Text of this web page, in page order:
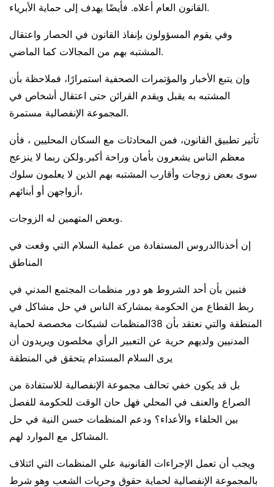
القانون العام أعلاه. فأيضًا يهدف إلى حماية الأبرياء.
وفي يقوم المسؤولون بإنفاذ القانون في الحصار واعتقال
المشتبه بهم من المجالات كما الماضي.
وإن يتبع الأخبار والمؤتمرات الصحفية استمرارًا، فملاحظة بأن
المشتبه به يقبل ويقدم القرائن حتى اعتقال أشخاص في
المجموعة الإنفصالية مستمرة.
تأثير تطبيق القانون، فمن المحادثات مع السكان المحليين ، فأن
معظم الناس يشعرون بأمان وراحة أكبر.ولكن ربما لا ينزعج
سوى بعض زوجات وأقارب المشتبه بهم الذين لا يعلمون سلوك
أزواجهن أو أبنائهم،
وبعض المتهمين له الزوجات.
إن أخذناالدروس المستفادة من عملية السلام التي وقعت في
المناطق
فتبين بأن أحد الشروط هو دور منظمات المجتمع المدني في
ربط القطاع من الحكومة بمشاركة الناس في حل مشاكل في
المنطقة والتي نعتقد بأن 38المنظمات لشبكات مخصصة لحماية
المدنيين ولديهم حرية عن التعبير الرأي مخلصون ويريدون أن
يرى السلام المستدام يتحقق في المنطقة
بل قد يكون خفي تحالف مجموعة الإنفصالية للاستفادة من
الصراع والعنف في المحلي فهل حان الوقت للحكومة للفصل
بين الحلفاء والأعداء؟ ودعم المنظمات حسن النية في حل
المشاكل مع الموارد لهم.
ويجب أن تعمل الإجراءات القانونية علي المنظمات التي ائتلاف
بالمجموعة الإنفصالية لحماية حقوق وحريات الشعب وهو شرط